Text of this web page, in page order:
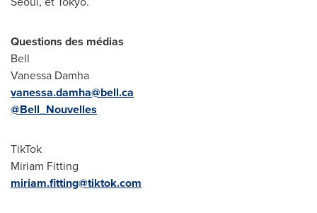
Questions des médias
Bell
Vanessa Damha
vanessa.damha@bell.ca
@Bell_Nouvelles
TikTok
Miriam Fitting
miriam.fitting@tiktok.com